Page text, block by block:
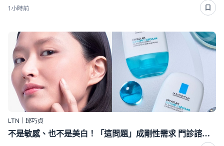
1小時前
LTN｜邱巧貞
不是敏感、也不是美白！「這問題」成剛性需求 門診諮詢率衝98％